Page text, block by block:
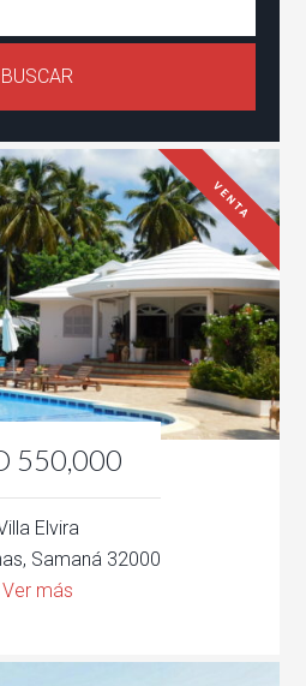
550,000
VENTA
Elvira
Samaná 32000
Ver más